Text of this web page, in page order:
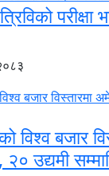
परीक्षा
विश्व बजार
उद्यमी